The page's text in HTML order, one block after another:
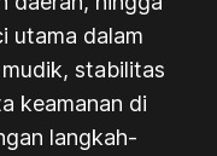
utama dalam
stabilitas
keamanan di
langkah-